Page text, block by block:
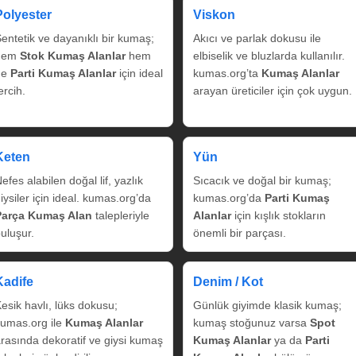
ve dayanıklı bir kumaş;
Stok Kumaş Alanlarhem
Parti Kumaş Alanlariçin ideal
Viskon
Akıcı ve parlak dokusu ile
elbiselik ve bluzlarda kullanılır.
kumas.org’ta Kumaş Alanlar
arayan üreticiler için çok uygun.
alabilen doğal lif, yazlık
için ideal. kumas.org’da
Kumaş Alan talepleriyle
Yün
Sıcacık ve doğal bir kumaş;
kumas.org’da Parti Kumaş
Alanlariçin kışlık stokların
önemli bir parçası.
havlı, lüks dokusu;
ile Kumaş Alanlar
dekoratif ve giysi kumaş
Denim / Kot
Günlük giyimde klasik kumaş;
kumaş stoğunuz varsa Spot
Kumaş Alanlarya da Parti